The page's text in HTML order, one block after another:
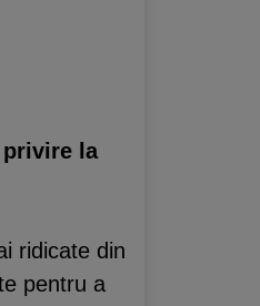
privire la
ridicate din
pentru a